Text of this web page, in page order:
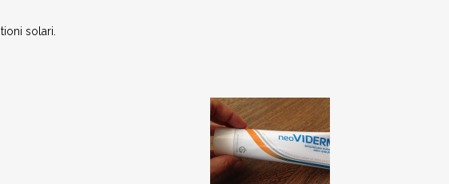
solari.